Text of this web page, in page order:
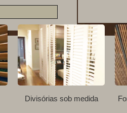
Divisórias sob medida